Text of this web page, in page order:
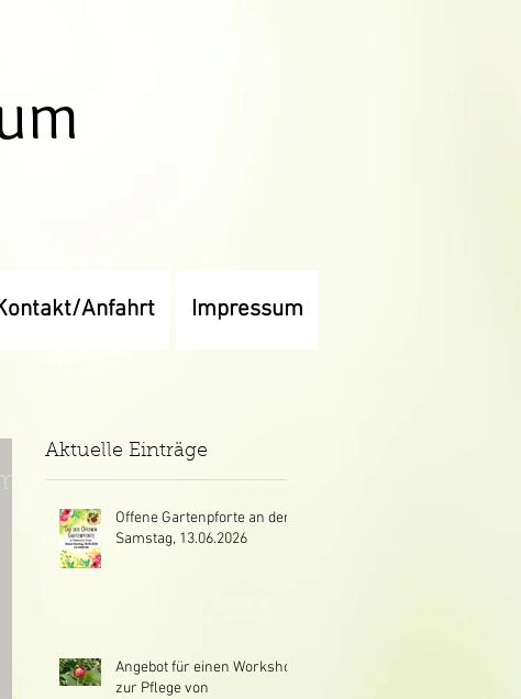
Anfahrt Impressum
Aktuelle Einträge
Offene Gartenpforte an dem
Samstag, 13.06.2026
Angebot für einen Workshop
zur Pflege von